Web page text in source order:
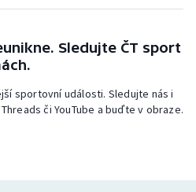
Sledujte ČT sport
sportovní události. Sledujte nás i
či YouTube a buďte v obraze.